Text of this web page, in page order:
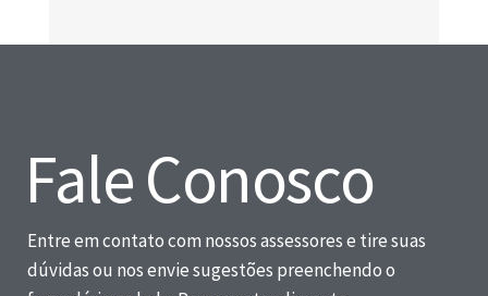
Fale Conosco
Entre em contato com nossos assessores e tire suas
dúvidas ou nos envie sugestões preenchendo o